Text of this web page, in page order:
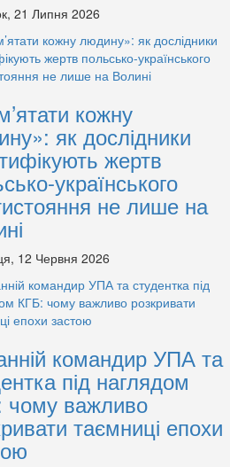
21 Липня 2026
кожну
як дослідники
жертв
українського
не лише на
12 Червня 2026
командир УПА та
під наглядом
чому важливо
таємниці епохи